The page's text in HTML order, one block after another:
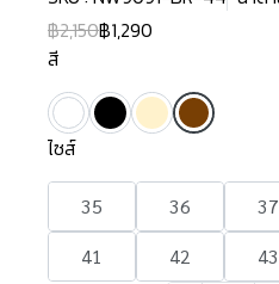
฿2,150฿1,290
สี
ไซส์
35 36 37
41
42 43